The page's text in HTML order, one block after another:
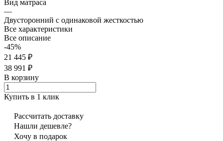
Вид матраса
—
Двусторонний с одинаковой жесткостью
Все характеристики
Все описание
-45%
21 445 ₽
38 991 ₽
В корзину
Купить в 1 клик
Рассчитать доставку
Нашли дешевле?
Хочу в подарок